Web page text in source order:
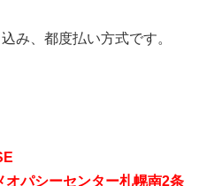
み、都度払い方式です。
パシーセンター札幌南2条